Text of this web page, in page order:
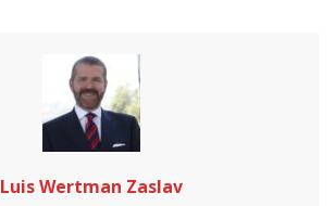
Luis Wertman Zaslav